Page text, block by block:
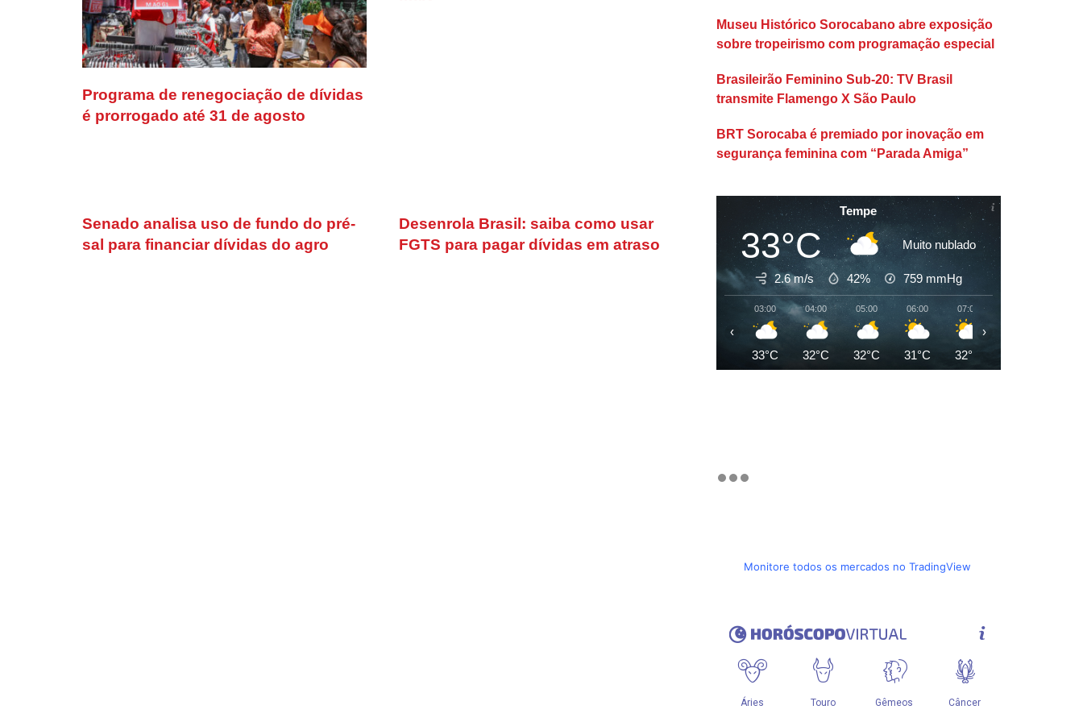
Programa de renegociação de dívidas
é prorrogado até 31 de agosto
Senado analisa uso de fundo do pré-
sal para financiar dívidas do agro
Desenrola Brasil: saiba como usar
FGTS para pagar dívidas em atraso
Museu Histórico Sorocabano abre exposição
sobre tropeirismo com programação especial
Brasileirão Feminino Sub-20: TV Brasil
transmite Flamengo X São Paulo
BRT Sorocaba é premiado por inovação em
segurança feminina com “Parada Amiga”
Tempe
33°C Muito nublado
2.6 m/s 42% 759 mmHg
03:00
33°C
04:00
32°C
05:00
32°C
06:00
31°C
07:00
32°C
‹ ›
Monitore todos os mercados no TradingView